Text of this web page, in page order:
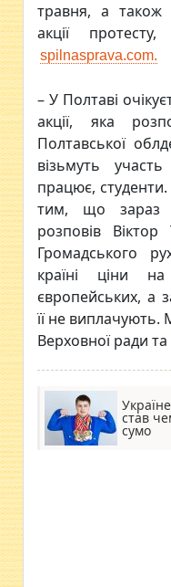
травня, а також
акції
spilnasprava.com.
– У Полтаві
акції, яка
Полтавської
візьмуть
працює,
тим, що зараз
розповів
Громадського
країні ціни
європейських, а
її не
Верховної ради
став
сумо